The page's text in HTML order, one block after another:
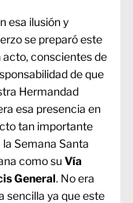
esa ilusión y
se preparó este
acto, conscientes de
de que
Hermandad
esa presencia en
tan importante
la Semana Santa
como su Vía
General. No era
sencilla ya que este